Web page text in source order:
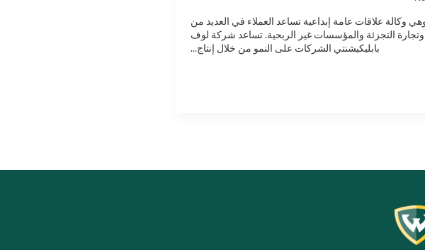
وكالة علاقات عامة إبداعية تساعد العملاء في العديد من
التجزئة والمؤسسات غير الربحية. تساعد شركة لوف
بابليكيشنتي الشركات على النمو من خلال إنتاج...